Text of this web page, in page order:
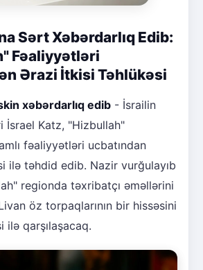
Sərt Xəbərdarlıq Edib:
Fəaliyyətləri
Ərazi İtkisi Təhlükəsi
xəbərdarlıq edib - İsrailin
İsrael Katz, "Hizbullah"
fəaliyyətləri ucbatından
ilə təhdid edib. Nazir vurğulayıb
regionda təxribatçı əməllərini
öz torpaqlarının bir hissəsini
ilə qarşılaşacaq.